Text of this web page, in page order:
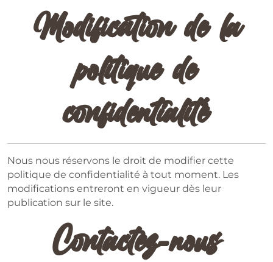
Modification de la
politique de
confidentialité
Nous nous réservons le droit de modifier cette
politique de confidentialité à tout moment. Les
modifications entreront en vigueur dès leur
publication sur le site.
Contactez-nous